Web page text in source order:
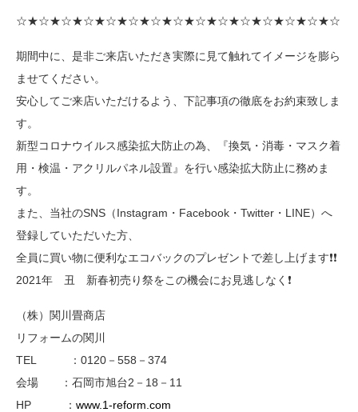
☆★☆★☆★☆★☆★☆★☆★☆★☆★☆★☆★☆★☆★☆★☆
期間中に、是非ご来店いただき実際に見て触れてイメージを膨ら
ませてください。
安心してご来店いただけるよう、下記事項の徹底をお約束致しま
す。
新型コロナウイルス感染拡大防止の為、『換気・消毒・マスク着
用・検温・アクリルパネル設置』を行い感染拡大防止に務めま
す。
また、当社のSNS（Instagram・Facebook・Twitter・LINE）へ
登録していただいた方、
全員に買い物に便利なエコバックのプレゼントで差し上げます❗❗
2021年 丑 新春初売り祭をこの機会にお見逃しなく❗
（株）関川畳商店
リフォームの関川
TEL ：0120－558－374
会場 ：石岡市旭台2－18－11
HP ： www.1-reform.com